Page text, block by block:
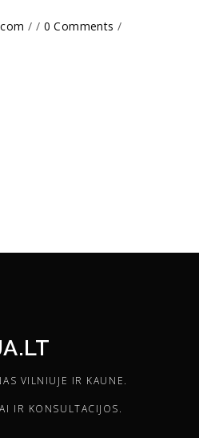
0 Comments
VILNIUJE IR KAUNE.
IR KONSULTACIJOS.